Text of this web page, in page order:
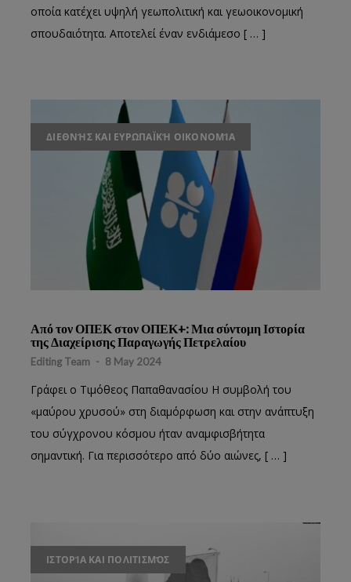
οποία κατέχει υψηλή γεωπολιτική και γεωοικονομική
σπουδαιότητα. Αποτελεί έναν ενδιάμεσο [ … ]
ΔΙΕΘΝΉΣ ΚΑΙ ΕΥΡΩΠΑΪΚΉ ΟΙΚΟΝΟΜΊΑ
Από τον ΟΠΕΚ στον ΟΠΕΚ+: Μια σύντομη Ιστορία
της Διαχείρισης Παραγωγής Πετρελαίου
Editing Team - 8 May 2024
Γράφει ο Τιμόθεος Παπαθανασίου Η συμβολή του
«μαύρου χρυσού» στη διαμόρφωση και στην ανάπτυξη
του σύγχρονου κόσμου ήταν αναμφισβήτητα
σημαντική. Για περισσότερο από δύο αιώνες, [ … ]
ΙΣΤΟΡΊΑ ΚΑΙ ΠΟΛΙΤΙΣΜΌΣ